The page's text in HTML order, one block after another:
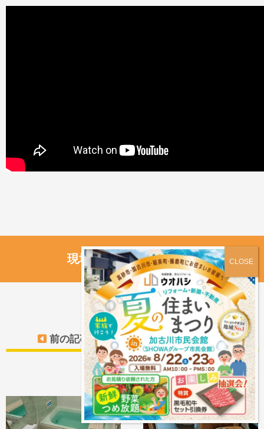
現場中継ブログ 前後の記事
前の記事 次の記事へ